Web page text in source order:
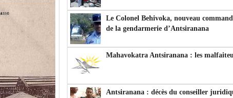
Le Colonel Behivoka, nouveau
de la gendarmerie d’Antsiranana
Mahavokatra Antsiranana : les
Antsiranana : décès du conseiller